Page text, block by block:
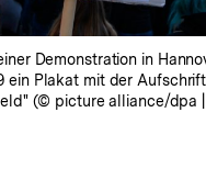
Demonstration in
ein Plakat mit der
(© picture alliance/dpa